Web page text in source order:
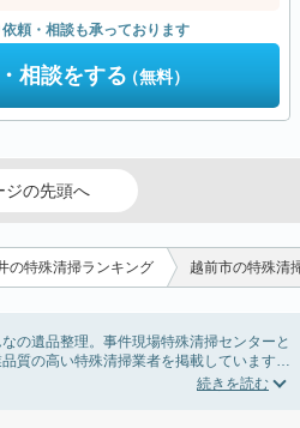
頼・相談も承っております
相談をする（無料）
ジの先頭へ
の特殊清掃ランキング 越前市の特殊清
の遺品整理。事件現場特殊清掃センターと
質の高い特殊清掃業者を掲載しています。
回収・引き取りから、事件・事故・自殺現